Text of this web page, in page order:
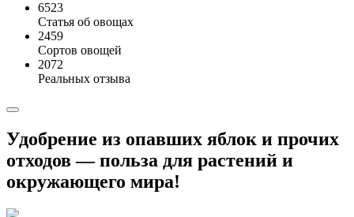
6523
Статья об овощах
2459
Сортов овощей
2072
Реальных отзыва
Удобрение из опавших яблок и прочих
отходов — польза для растений и
окружающего мира!